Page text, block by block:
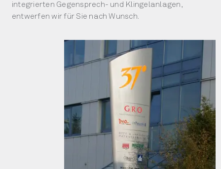
integrierten Gegensprech- und Klingelanlagen,
entwerfen wir für Sie nach Wunsch.